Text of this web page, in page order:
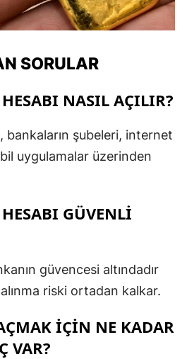
SORULAR
NASIL AÇILIR?
bankaların şubeleri, internet
uygulamalar üzerinden
GÜVENLI
güvencesi altındadır
riski ortadan kalkar.
IÇIN NE KADAR
VAR?